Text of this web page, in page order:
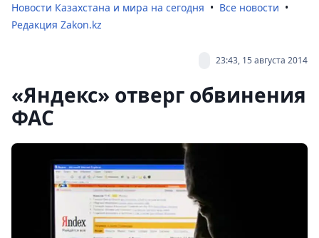
Новости Казахстана и мира на сегодня
Все новости
Редакция Zakon.kz
23:43, 15 августа 2014
«Яндекс» отверг обвинения
ФАС